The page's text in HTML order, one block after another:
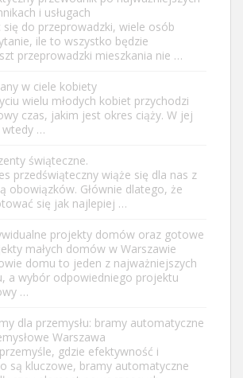
i usługach
do przeprowadzki, wiele osób
ile to wszystko będzie
przeprowadzki mieszkania nie …
w ciele kobiety
wielu młodych kobiet przychodzi
czas, jakim jest okres ciąży. W jej
wtedy …
świąteczne.
przedświąteczny wiąże się dla nas z
obowiązków. Głównie dlatego, że
się jak najlepiej …
projekty domów oraz gotowe
małych domów w Warszawie
domu to jeden z najważniejszych
a wybór odpowiedniego projektu
…
dla przemysłu: bramy automatyczne
Warszawa
gdzie efektywność i
są kluczowe, bramy automatyczne